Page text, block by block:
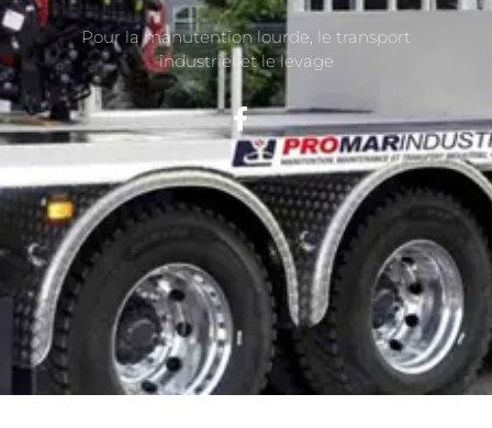
Pour la manutention lourde, le transport
industriel et le levage